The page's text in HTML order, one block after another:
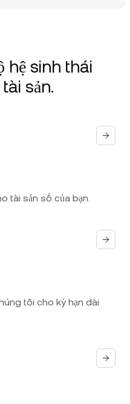
hệ sinh thái
sản.
tài sản số của bạn.
tôi cho kỳ hạn dài